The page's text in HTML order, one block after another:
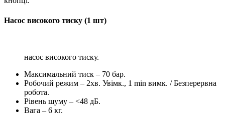
Насос високого тиску (1 шт)
насос високого тиску.
Максимальний тиск – 70 бар.
Робочий режим – 2хв. Увімк., 1 min вимк. / Безперервна
робота.
Рівень шуму – <48 дБ.
Вага – 6 кг.